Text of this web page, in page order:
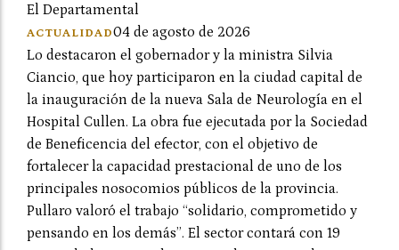
El Departamental
ACTUALIDAD04 de agosto de 2026
Lo destacaron el gobernador y la ministra Silvia
Ciancio, que hoy participaron en la ciudad capital de
la inauguración de la nueva Sala de Neurología en el
Hospital Cullen. La obra fue ejecutada por la Sociedad
de Beneficencia del efector, con el objetivo de
fortalecer la capacidad prestacional de uno de los
principales nosocomios públicos de la provincia.
Pullaro valoró el trabajo “solidario, comprometido y
pensando en los demás”. El sector contará con 19